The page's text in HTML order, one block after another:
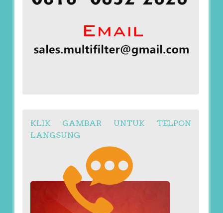
KLIK GAMBAR UNTUK TELPON
LANGSUNG